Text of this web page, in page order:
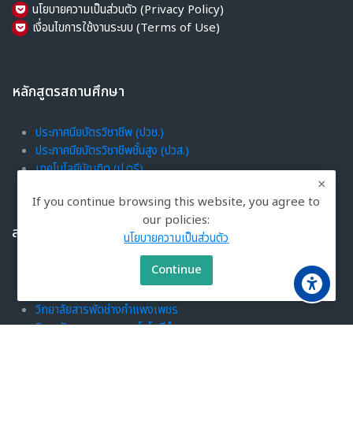
If you continue browsing this website, you agree to
our policies:
นโยบายความเป็นส่วนตัว
Continue
นโยบายความเป็นส่วนตัว (Privacy Policy)
เงื่อนไขการใช้งานระบบ (Terms of Use)
หลักสูตรสถานศึกษา
ประกาศนียบัตรวิชาชีพ (ปวช.)
ประกาศนียบัตรวิชาชีพชั้นสูง (ปวส.)
เทคโนโลยีบัณฑิต (ป.ตรี)
สถานศึกษาใน สอจ.
วิทยาลัยเทคนิคกำแพงเพชร
วิทยาลัยสารพัดช่างกำแพงเพชร
วิทยาลัยเกษตรและเทคโนโลยีกำแพงเพชร